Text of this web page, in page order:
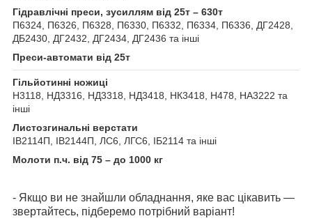
Гідравлічні преси, зусиллям від 25т – 630т
П6324, П6326, П6328, П6330, П6332, П6334, П6336, ДГ2428,
ДБ2430, ДГ2432, ДГ2434, ДГ2436 та інші
Преси-автомати від 25т
Гільйотинні ножиці
Н3118, НД3316, НД3318, НД3418, НК3418, Н478, НА3222 та
інші
Листозгинальні верстати
ІВ2114П, ІВ2144П, ЛС6, ЛГС6, ІБ2114 та інші
Молоти п.ч. від 75 – до 1000 кг
- Якщо ви не знайшли обладнання, яке вас цікавить —
звертайтесь, підберемо потрібний варіант!